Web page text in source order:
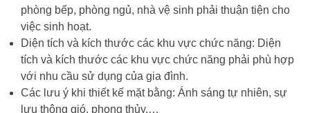
phòng bếp, phòng ngủ, nhà vệ sinh phải thuận tiện cho
việc sinh hoạt.
Diện tích và kích thước các khu vực chức năng: Diện
tích và kích thước các khu vực chức năng phải phù hợp
với nhu cầu sử dụng của gia đình.
Các lưu ý khi thiết kế mặt bằng: Ánh sáng tự nhiên, sự
lưu thông gió, phong thủy,…